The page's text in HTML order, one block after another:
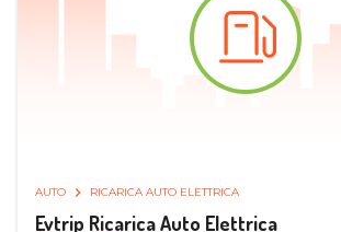
AUTO RICARICA AUTO ELETTRICA
Evtrip Ricarica Auto Elettrica